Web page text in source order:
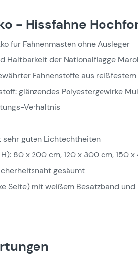
- Hissfahne
für Fahnenmasten ohne Ausleger
Haltbarkeit der Nationalflagge
Fahnenstoffe aus reißfestem
glänzendes Polyestergewirke
Verhältnis
guten Lichtechtheiten
80 x 200 cm, 120 x 300 cm, 150
gesäumt
Seite) mit weißem Besatzband